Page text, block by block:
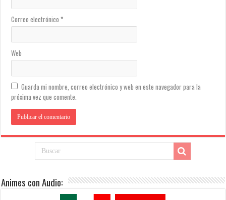
Correo electrónico*
Web
Guarda mi nombre, correo electrónico y web en este navegador para la
próxima vez que comente.
Animes con Audio: